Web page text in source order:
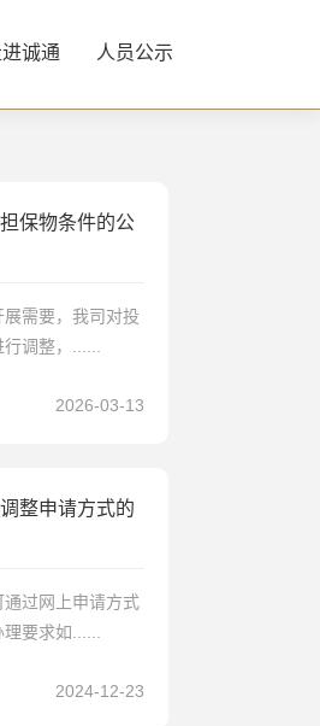
诚通 人员公示
保物条件的公
需要，我司对投
调整，......
2026-03-13
整申请方式的
过网上申请方式
要求如......
2024-12-23